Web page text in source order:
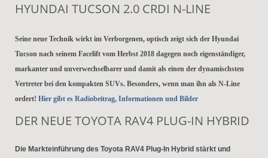
HYUNDAI TUCSON 2.0 CRDI N-LINE
Seine neue Technik wirkt im Verborgenen, optisch zeigt sich der Hyundai
Tucson nach seinem Facelift vom Herbst 2018 dagegen noch eigenständiger,
markanter und unverwechselbarer und damit als einen der dynamischsten
Vertreter bei den kompakten SUVs. Besonders, wenn man ihn als N-Line
ordert! Hier gibt es Radiobeitrag, Informationen und Bilder
DER NEUE TOYOTA RAV4 PLUG-IN HYBRID
Die Markteinführung des Toyota RAV4 Plug-In Hybrid stärkt und